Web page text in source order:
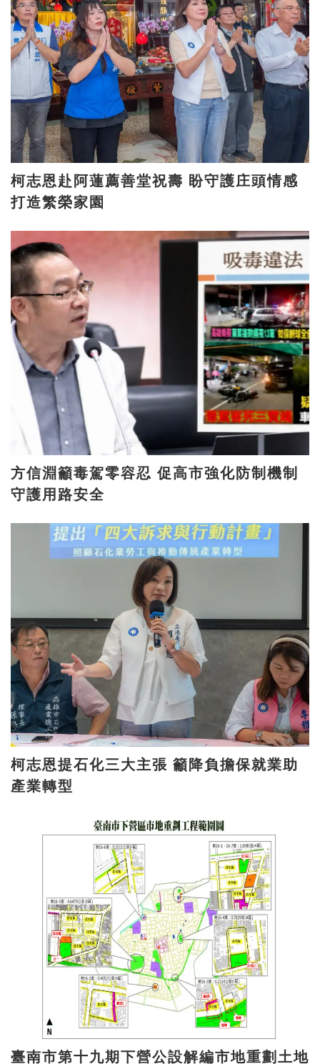
柯志恩赴阿蓮薦善堂祝壽 盼守護庄頭情感
打造繁榮家園
方信淵籲毒駕零容忍 促高市強化防制機制
守護用路安全
柯志恩提石化三大主張 籲降負擔保就業助
產業轉型
臺南市第十九期下營公設解編市地重劃土地